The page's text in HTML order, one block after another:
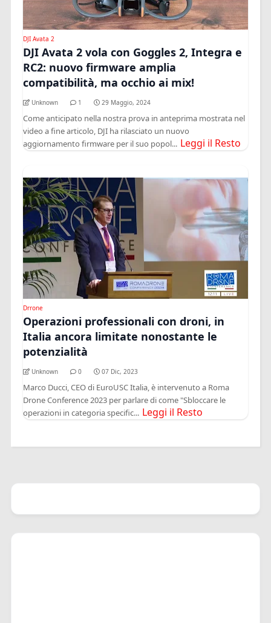
DJI Avata 2
DJI Avata 2 vola con Goggles 2, Integra e
RC2: nuovo firmware amplia
compatibilità, ma occhio ai mix!
Unknown 1 29 Maggio, 2024
Come anticipato nella nostra prova in anteprima mostrata nel
video a fine articolo, DJI ha rilasciato un nuovo
aggiornamento firmware per il suo popol... Leggi il Resto
Drrone
Operazioni professionali con droni, in
Italia ancora limitate nonostante le
potenzialità
Unknown 0 07 Dic, 2023
Marco Ducci, CEO di EuroUSC Italia, è intervenuto a Roma
Drone Conference 2023 per parlare di come "Sbloccare le
operazioni in categoria specific... Leggi il Resto